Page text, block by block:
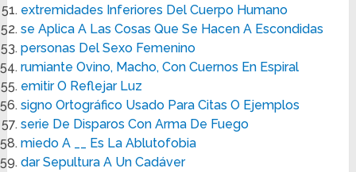
extremidades Inferiores Del Cuerpo Humano
se Aplica A Las Cosas Que Se Hacen A Escondidas
personas Del Sexo Femenino
rumiante Ovino, Macho, Con Cuernos En Espiral
emitir O Reflejar Luz
signo Ortográfico Usado Para Citas O Ejemplos
serie De Disparos Con Arma De Fuego
miedo A __ Es La Ablutofobia
dar Sepultura A Un Cadáver